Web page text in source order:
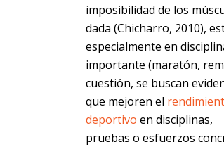
imposibilidad de los
dada (Chicharro, 2010),
especialmente en
importante (maratón,
cuestión, se buscan
que mejoren el
deportivo en disciplinas,
pruebas o esfuerzos